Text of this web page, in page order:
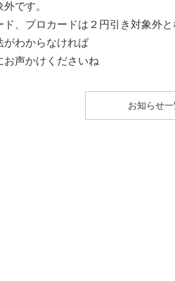
です。
、プロカードは２円引き対象外
がわからなければ
お声かけくださいね
お知らせ一